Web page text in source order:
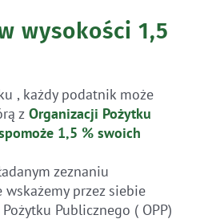
wysokości 1,5
, każdy podatnik może
zOrganizacji Pożytku
1,5 % swoich
zeznaniu
przez siebie
Publicznego ( OPP)